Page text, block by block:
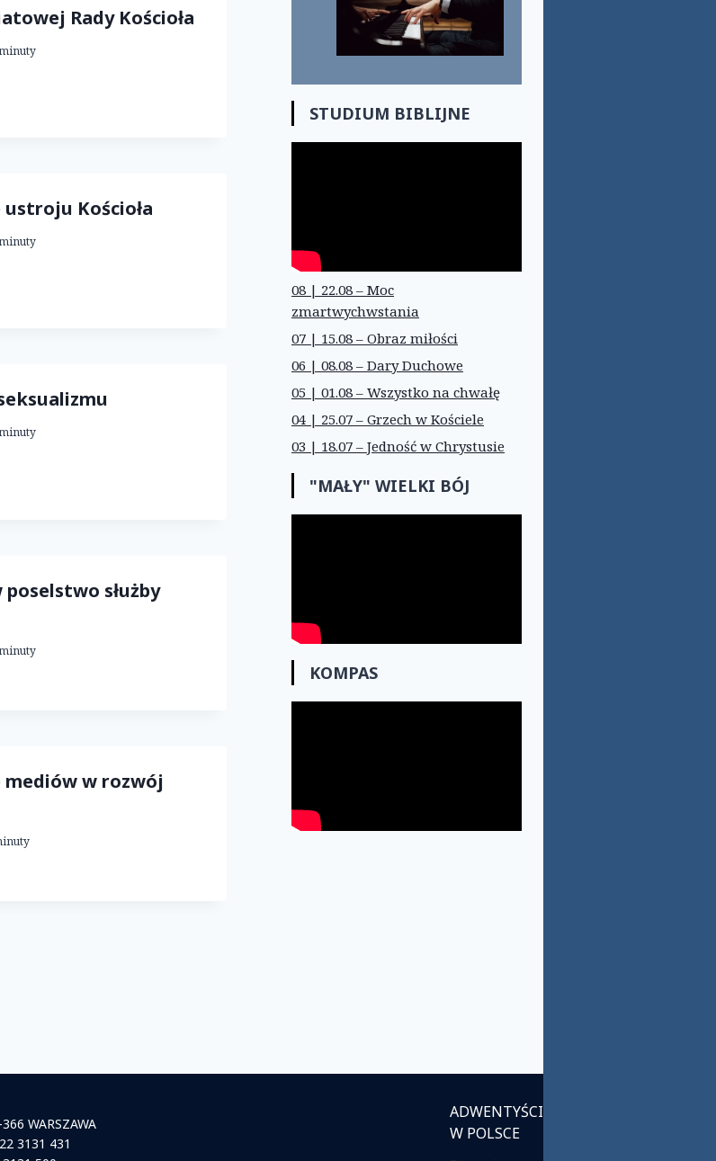
Rady Kościoła
Kościoła
służby
mediów w rozwój
STUDIUM BIBLIJNE
08 | 22.08 – Moc
zmartwychwstania
07 | 15.08 – Obraz miłości
06 | 08.08 – Dary Duchowe
05 | 01.08 – Wszystko na chwałę
04 | 25.07 – Grzech w Kościele
03 | 18.07 – Jedność w Chrystusie
"MAŁY" WIELKI BÓJ
KOMPAS
WARSZAWA
3131 431
ADWENTYŚCI
W POLSCE